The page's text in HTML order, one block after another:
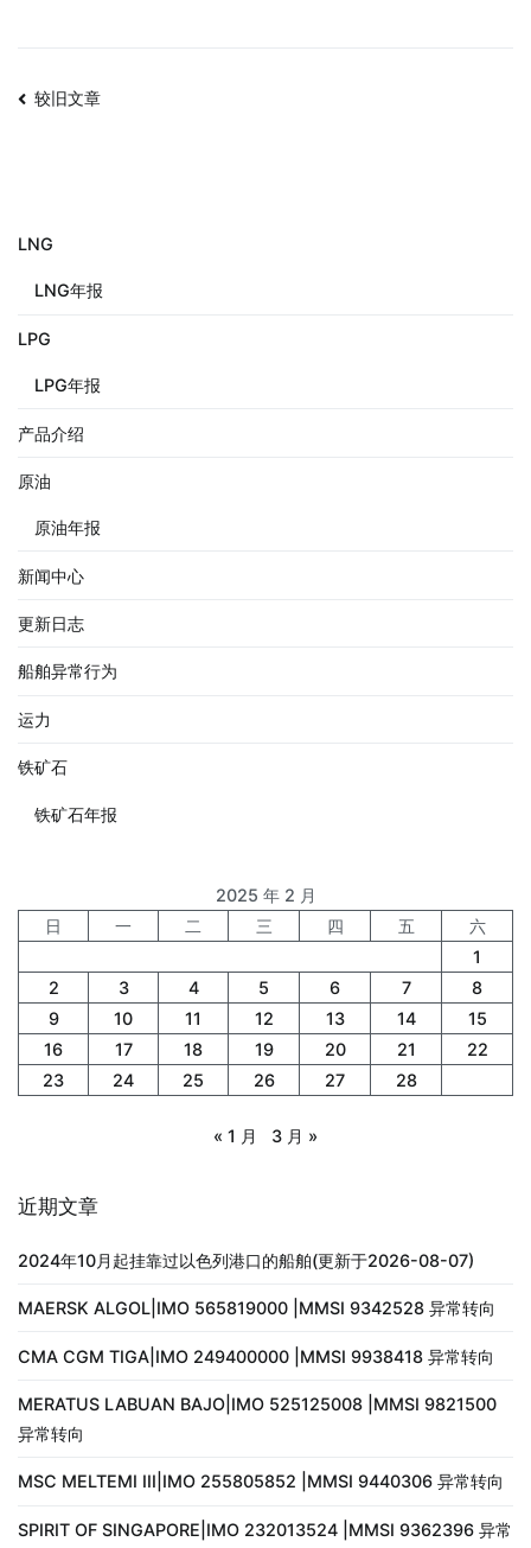
较旧文章
LNG
LNG年报
LPG
LPG年报
产品介绍
原油
原油年报
新闻中心
更新日志
船舶异常行为
运力
铁矿石
铁矿石年报
2025 年 2 月
日
一 二 三 四 五
六
1
2
3 4 5 6 7
8
9
10 11 12 13 14
15
16
17 18 19 20 21
22
23
24 25 26 27 28
« 1 月 3 月 »
近期文章
2024年10月起挂靠过以色列港口的船舶(更新于2026-08-07)
MAERSK ALGOL|IMO 565819000 |MMSI 9342528 异常转向
CMA CGM TIGA|IMO 249400000 |MMSI 9938418 异常转向
MERATUS LABUAN BAJO|IMO 525125008 |MMSI 9821500
异常转向
MSC MELTEMI III|IMO 255805852 |MMSI 9440306 异常转向
SPIRIT OF SINGAPORE|IMO 232013524 |MMSI 9362396 异常